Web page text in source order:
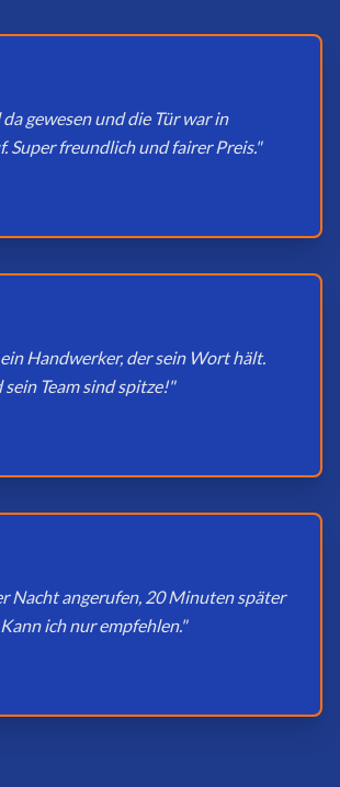
da gewesen und die Tür war in
Super freundlich und fairer Preis."
Handwerker, der sein Wort hält.
Team sind spitze!"
Nacht angerufen, 20 Minuten später
ich nur empfehlen."